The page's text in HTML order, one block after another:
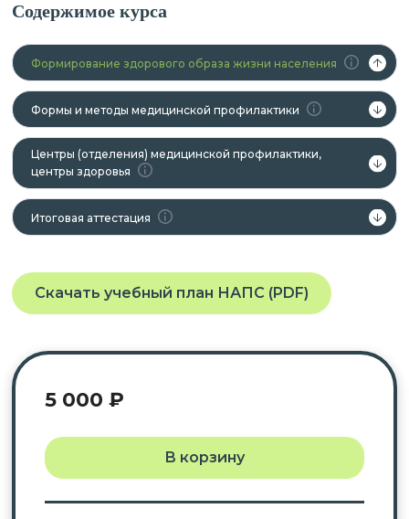
Содержимое курса
Формирование здорового образа жизни населения
Формы и методы медицинской профилактики
Центры (отделения) медицинской профилактики,
центры здоровья
Итоговая аттестация
Скачать учебный план НАПС (PDF)
5 000 ₽
В корзину